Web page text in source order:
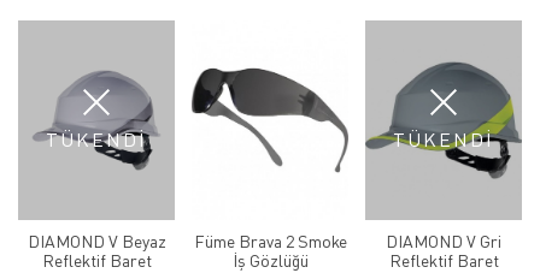
TÜKENDİ
DIAMOND V Beyaz
Reflektif Baret
Füme Brava 2 Smoke
İş Gözlüğü
TÜKENDİ
DIAMOND V Gri
Reflektif Baret